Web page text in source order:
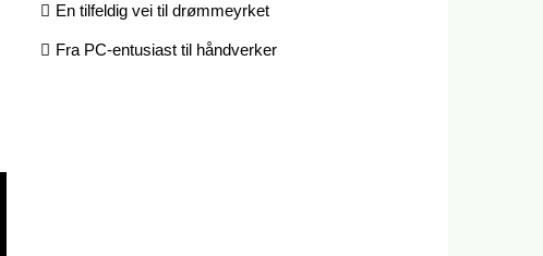
En tilfeldig vei til drømmeyrket
Fra PC-entusiast til håndverker